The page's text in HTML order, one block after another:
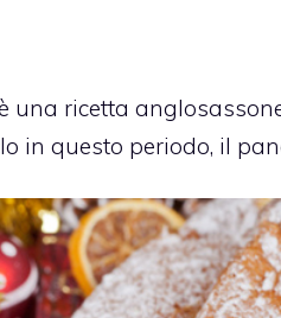
una ricetta
in questo periodo, il